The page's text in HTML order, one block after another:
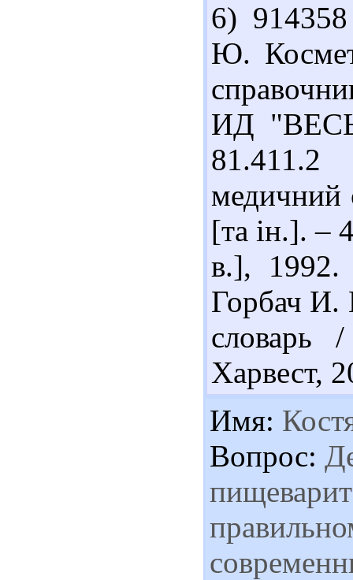
6)
Ю.
ИД
81.411.2
медичний
[та ін.]. –
в.],
Горбач И.
Харвест,
Имя:
Вопрос: